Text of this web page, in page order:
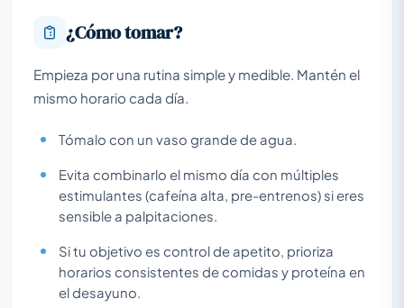
¿Cómo tomar?
Empieza por una rutina simple y medible. Mantén el
mismo horario cada día.
Tómalo con un vaso grande de agua.
Evita combinarlo el mismo día con múltiples
estimulantes (cafeína alta, pre-entrenos) si eres
sensible a palpitaciones.
Si tu objetivo es control de apetito, prioriza
horarios consistentes de comidas y proteína en
el desayuno.